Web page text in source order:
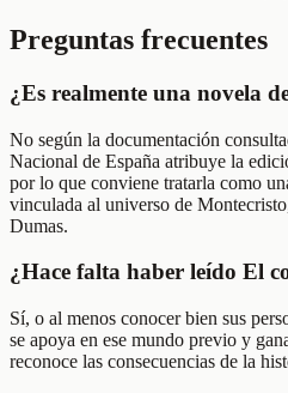
Preguntas frecuentes
¿Es realmente una novela
No según la documentación
Nacional de España atribuye la
por lo que conviene tratarla como
vinculada al universo de
Dumas.
¿Hace falta haber leído El
Sí, o al menos conocer bien sus
se apoya en ese mundo previo y
reconoce las consecuencias de la